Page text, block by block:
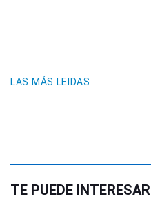
LAS MÁS LEIDAS
TE PUEDE INTERESAR